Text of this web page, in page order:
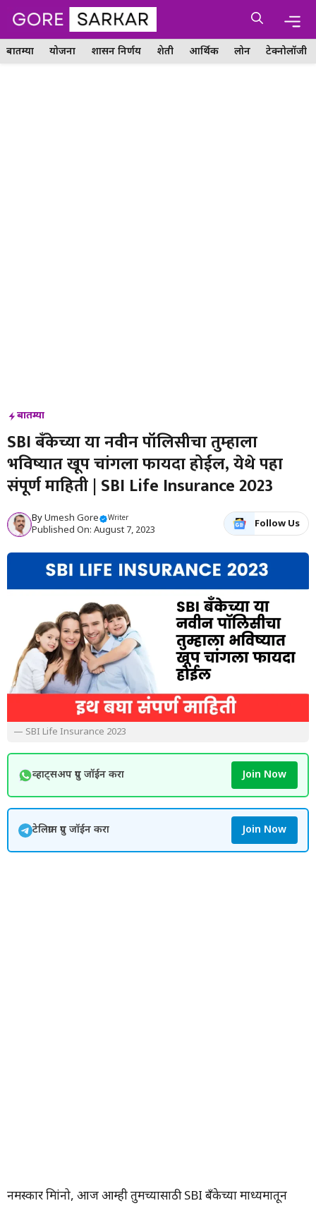
Skip
content
बातम्या योजना शासन निर्णय शेती आर्थिक लोन टेक्नोलॉजी
बातम्या
SBI बँकेच्या या नवीन पॉलिसीचा तुम्हाला
भविष्यात खूप चांगला फायदा होईल, येथे पहा
संपूर्ण माहिती | SBI Life Insurance 2023
ByUmesh Gore Writer
Published On: August 7, 2023
Follow Us
— SBI Life Insurance 2023
व्हाट्सअप ग्रुप जॉईन करा Join Now
टेलिग्राम ग्रुप जॉईन करा Join Now
नमस्कार मित्रांनो, आज आम्ही तुमच्यासाठी SBI बँकेच्या माध्यमातून